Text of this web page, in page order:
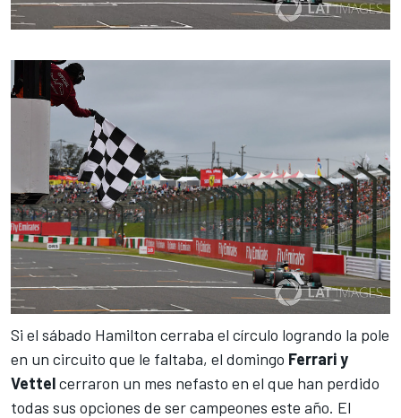
Si el sábado Hamilton cerraba el círculo logrando la pole
en un circuito que le faltaba, el domingo Ferrari y
Vettelcerraron un mes nefasto en el que han perdido
todas sus opciones de ser campeones este año. El